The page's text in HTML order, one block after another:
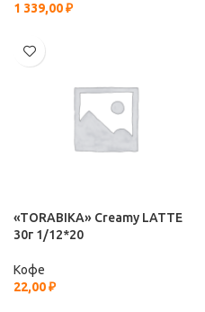
1 339,00₽
«TORABIKA» Creamy LATTE
30г 1/12*20
Кофе
22,00₽